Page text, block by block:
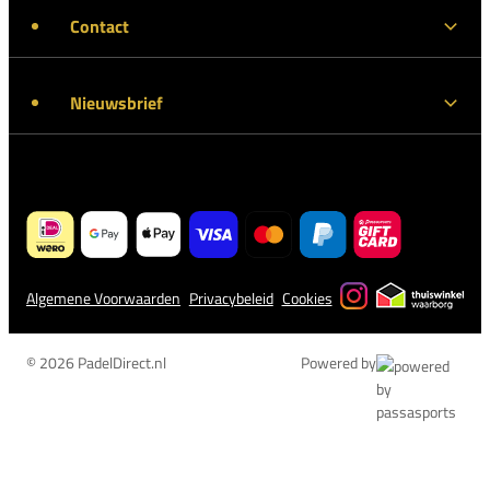
Contact
Nieuwsbrief
Algemene Voorwaarden Privacybeleid Cookies
© 2026 PadelDirect.nl Powered by